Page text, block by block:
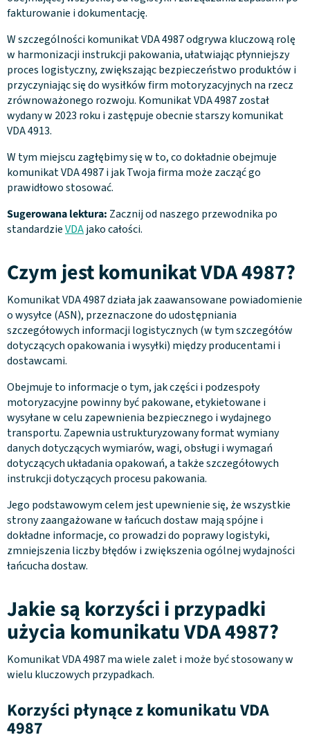
fakturowanie i dokumentację.
W szczególności komunikat VDA 4987 odgrywa kluczową rolę
w harmonizacji instrukcji pakowania, ułatwiając płynniejszy
proces logistyczny, zwiększając bezpieczeństwo produktów i
przyczyniając się do wysiłków firm motoryzacyjnych na rzecz
zrównoważonego rozwoju. Komunikat VDA 4987 został
wydany w 2023 roku i zastępuje obecnie starszy komunikat
VDA 4913.
W tym miejscu zagłębimy się w to, co dokładnie obejmuje
komunikat VDA 4987 i jak Twoja firma może zacząć go
prawidłowo stosować.
Sugerowana lektura: Zacznij od naszego przewodnika po
standardzieVDAjako całości.
Czym jest komunikat VDA 4987?
Komunikat VDA 4987 działa jak zaawansowane powiadomienie
o wysyłce (ASN), przeznaczone do udostępniania
szczegółowych informacji logistycznych (w tym szczegółów
dotyczących opakowania i wysyłki) między producentami i
dostawcami.
Obejmuje to informacje o tym, jak części i podzespoły
motoryzacyjne powinny być pakowane, etykietowane i
wysyłane w celu zapewnienia bezpiecznego i wydajnego
transportu. Zapewnia ustrukturyzowany format wymiany
danych dotyczących wymiarów, wagi, obsługi i wymagań
dotyczących układania opakowań, a także szczegółowych
instrukcji dotyczących procesu pakowania.
Jego podstawowym celem jest upewnienie się, że wszystkie
strony zaangażowane w łańcuch dostaw mają spójne i
dokładne informacje, co prowadzi do poprawy logistyki,
zmniejszenia liczby błędów i zwiększenia ogólnej wydajności
łańcucha dostaw.
Jakie są korzyści i przypadki
użycia komunikatu VDA 4987?
Komunikat VDA 4987 ma wiele zalet i może być stosowany w
wielu kluczowych przypadkach.
Korzyści płynące z komunikatu VDA
4987